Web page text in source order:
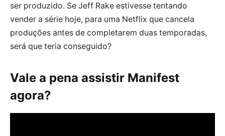
ser produzido. Se Jeff Rake estivesse tentando
vender a série hoje, para uma Netflix que cancela
produções antes de completarem duas temporadas,
será que teria conseguido?
Vale a pena assistir Manifest
agora?